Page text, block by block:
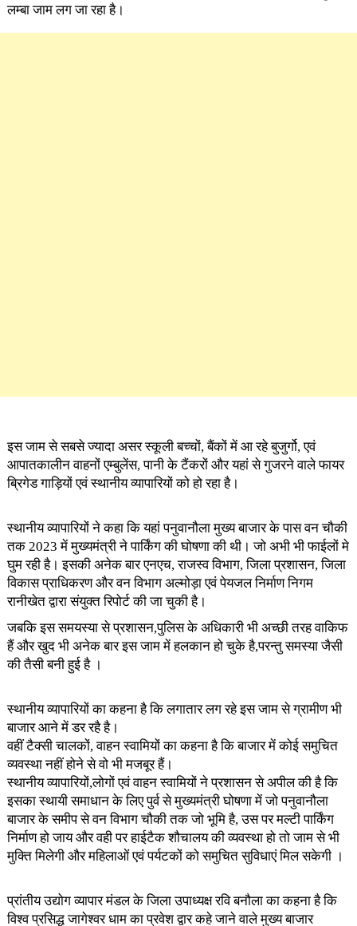
लम्बा जाम लग जा रहा है।
इस जाम से सबसे ज्यादा असर स्कूली बच्चों, बैंकों में आ रहे बुजुर्गो, एवं
आपातकालीन वाहनों एम्बुलेंस, पानी के टैंकरों और यहां से गुजरने वाले फायर
ब्रिगेड गाड़ियों एवं स्थानीय व्यापारियों को हो रहा है।
स्थानीय व्यापारियों ने कहा कि यहां पनुवानौला मुख्य बाजार के पास वन चौकी
तक 2023 में मुख्यमंत्री ने पार्किंग की घोषणा की थी। जो अभी भी फाईलों मे
घुम रही है। इसकी अनेक बार एनएच, राजस्व विभाग, जिला प्रशासन, जिला
विकास प्राधिकरण और वन विभाग अल्मोड़ा एवं पेयजल निर्माण निगम
रानीखेत द्वारा संयुक्त रिपोर्ट की जा चुकी है।
जबकि इस समयस्या से प्रशासन,पुलिस के अधिकारी भी अच्छी तरह वाकिफ
हैं और खुद भी अनेक बार इस जाम में हलकान हो चुके है,परन्तु समस्या जैसी
की तैसी बनी हुई है ।
स्थानीय व्यापारियों का कहना है कि लगातार लग रहे इस जाम से ग्रामीण भी
बाजार आने में डर रहै है।
वहीं टैक्सी चालकों, वाहन स्वामियों का कहना है कि बाजार में कोई समुचित
व्यवस्था नहीं होने से वो भी मजबूर हैं।
स्थानीय व्यापारियों,लोगों एवं वाहन स्वामियों ने प्रशासन से अपील की है कि
इसका स्थायी समाधान के लिए पुर्व से मुख्यमंत्री घोषणा में जो पनुवानौला
बाजार के समीप से वन विभाग चौकी तक जो भूमि है, उस पर मल्टी पार्किंग
निर्माण हो जाय और वही पर हाईटैक शौचालय की व्यवस्था हो तो जाम से भी
मुक्ति मिलेगी और महिलाओं एवं पर्यटकों को समुचित सुविधाएं मिल सकेगी ।
प्रांतीय उद्योग व्यापार मंडल के जिला उपाध्यक्ष रवि बनौला का कहना है कि
विश्व प्रसिद्ध जागेश्वर धाम का प्रवेश द्वार कहे जाने वाले मुख्य बाजार